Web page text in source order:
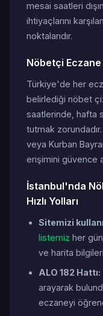
mesai saatleri
ihtiyaçlarını
noktalarıdır.
Nöbetçi
Türkiye'de her
belirlediği nöbet
saatlerinde, hafta
tutmak
veya Kurban
erişimini güvence
İstanbul'nda
Hızlı Yolları
Sitemizi
listemiz her
ve harita
ALO 182 Hattı:
arayarak
eczaneyi